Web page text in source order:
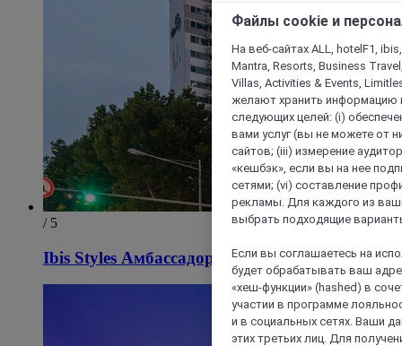
/ 5
Ibis Styles Амбассадор Сеул Каннам
Файлы cookie и
На веб-сайтах ALL, hotelF1,
Mantra, Resorts, Business
Villas, Activities & Events,
желают хранить информацию
следующих целей: (i)
вами услуг (вы не можете от
сайтов; (iii) измерение
«кешбэк», если вы на нее
сетями; (vi) составление
рекламы. Для каждого из
выбрать подходящие
Если вы соглашаетесь на
будет обрабатывать ваш
«хеш-функции» (hashed) в
участии в программе
и в социальных сетях. Ваши
этих третьих лиц. Для